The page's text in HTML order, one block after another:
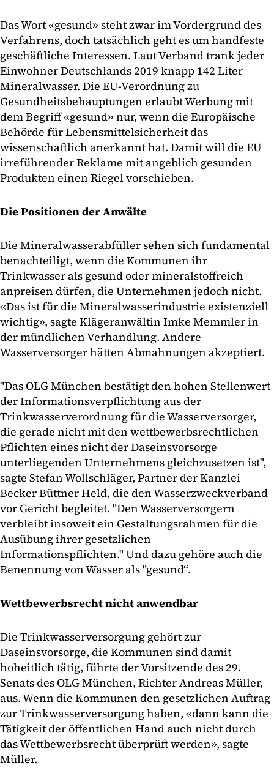
Das Wort «gesund» steht zwar im Vordergrund des
Verfahrens, doch tatsächlich geht es um handfeste
geschäftliche Interessen. Laut Verband trank jeder
Einwohner Deutschlands 2019 knapp 142 Liter
Mineralwasser. Die EU-Verordnung zu
Gesundheitsbehauptungen erlaubt Werbung mit
dem Begriff «gesund» nur, wenn die Europäische
Behörde für Lebensmittelsicherheit das
wissenschaftlich anerkannt hat. Damit will die EU
irreführender Reklame mit angeblich gesunden
Produkten einen Riegel vorschieben.
Die Positionen der Anwälte
Die Mineralwasserabfüller sehen sich fundamental
benachteiligt, wenn die Kommunen ihr
Trinkwasser als gesund oder mineralstoffreich
anpreisen dürfen, die Unternehmen jedoch nicht.
«Das ist für die Mineralwasserindustrie existenziell
wichtig», sagte Klägeranwältin Imke Memmler in
der mündlichen Verhandlung. Andere
Wasserversorger hätten Abmahnungen akzeptiert.
"Das OLG München bestätigt den hohen Stellenwert
der Informationsverpflichtung aus der
Trinkwasserverordnung für die Wasserversorger,
die gerade nicht mit den wettbewerbsrechtlichen
Pflichten eines nicht der Daseinsvorsorge
unterliegenden Unternehmens gleichzusetzen ist",
sagte Stefan Wollschläger, Partner der Kanzlei
Becker Büttner Held, die den Wasserzweckverband
vor Gericht begleitet. "Den Wasserversorgern
verbleibt insoweit ein Gestaltungsrahmen für die
Ausübung ihrer gesetzlichen
Informationspflichten." Und dazu gehöre auch die
Benennung von Wasser als "gesund“.
Wettbewerbsrecht nicht anwendbar
Die Trinkwasserversorgung gehört zur
Daseinsvorsorge, die Kommunen sind damit
hoheitlich tätig, führte der Vorsitzende des 29.
Senats des OLG München, Richter Andreas Müller,
aus. Wenn die Kommunen den gesetzlichen Auftrag
zur Trinkwasserversorgung haben, «dann kann die
Tätigkeit der öffentlichen Hand auch nicht durch
das Wettbewerbsrecht überprüft werden», sagte
Müller.